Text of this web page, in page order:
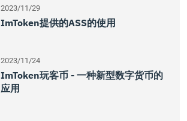
2023/11/29
ImToken提供的ASS的使用
2023/11/24
ImToken玩客币 - 一种新型数字货币的
应用